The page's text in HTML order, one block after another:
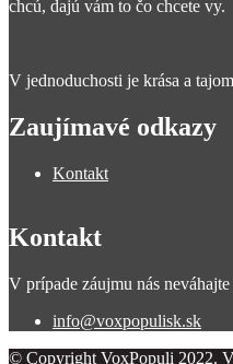
chcú, dajú vám to čo chcete vy.
V jednoduchosti je krása a
Zaujímavé odkazy
Kontakt
Kontakt
V prípade záujmu nás
info@voxpopulisk.sk
© Copyright VoxPopuli 2022.